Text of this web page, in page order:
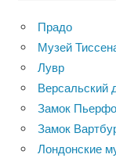
Прадо
Музей
Лувр
Версальский
Замок
Замок
Лондонские